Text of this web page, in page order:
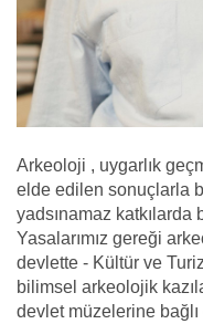
Arkeoloji , uygarlık
elde edilen sonuçlarla
yadsınamaz katkılarda
Yasalarımız gereği
devlette - Kültür ve
bilimsel arkeolojik
devlet müzelerine